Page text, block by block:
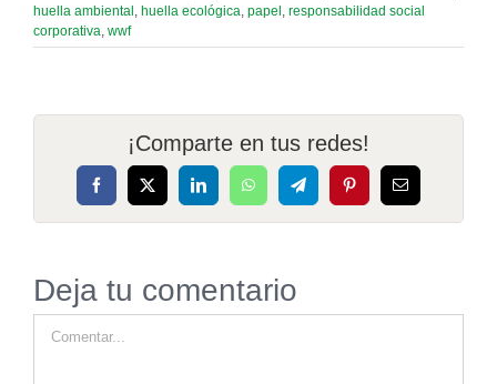
huella ambiental , huella ecológica, papel , responsabilidad social
corporativa, wwf
¡Comparte en tus redes!
Facebook
X LinkedInWhatsAppTelegramPinterestCorreo
electrónico
Deja tu comentario